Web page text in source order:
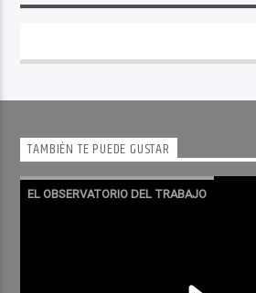
TAMBIÉN TE PUEDE GUSTAR
EL OBSERVATORIO DEL TRABAJO